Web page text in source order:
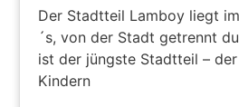
Der Stadtteil Lamboy liegt
´s, von der Stadt getrennt
ist der jüngste Stadtteil –
Kindern